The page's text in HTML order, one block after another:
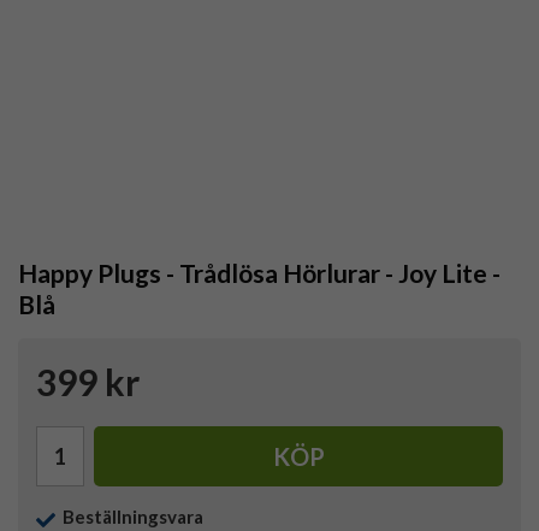
Happy Plugs - Trådlösa Hörlurar - Joy Lite -
Blå
399 kr
KÖP
Beställningsvara